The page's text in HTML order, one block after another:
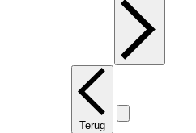
Terug